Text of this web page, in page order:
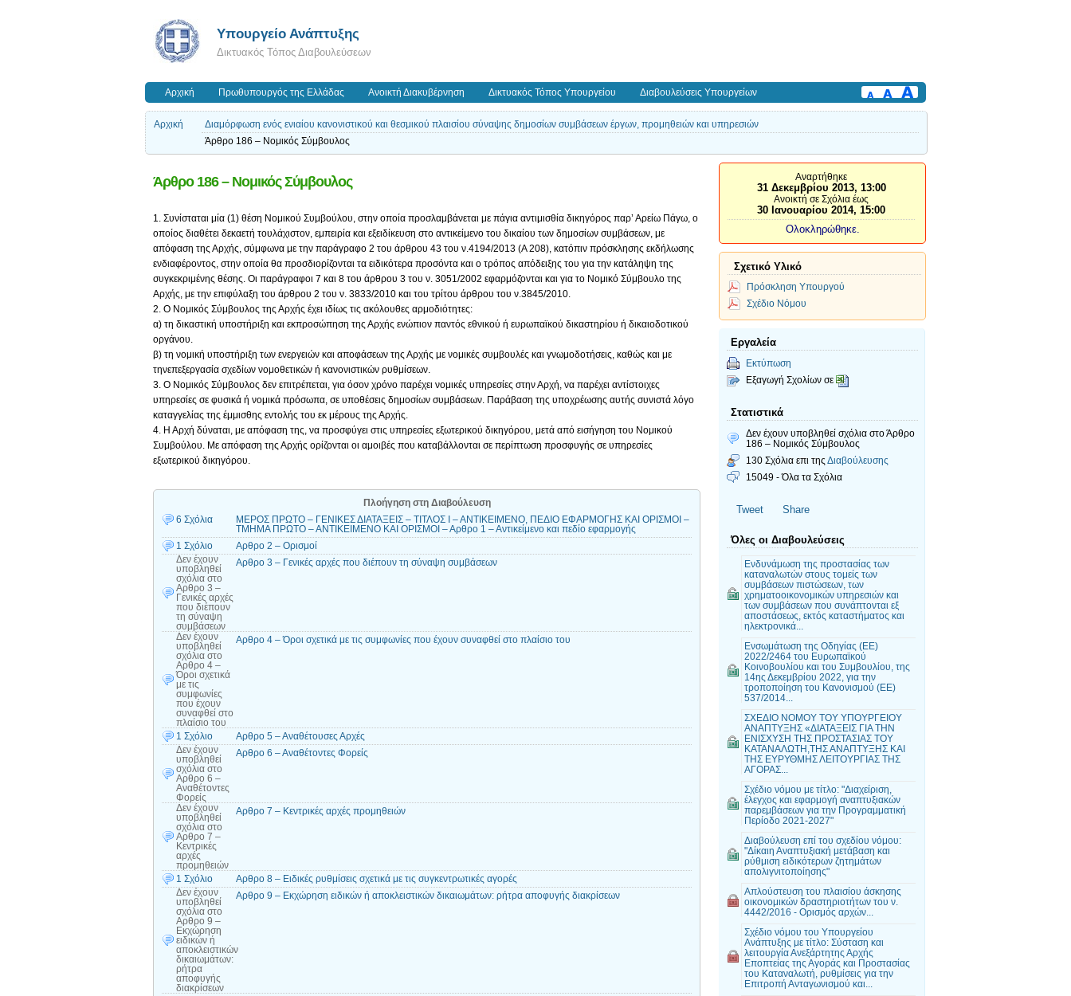
Υπουργείο Ανάπτυξης
Δικτυακός Τόπος Διαβουλεύσεων
Αρχική Πρωθυπουργός της Ελλάδας Ανοικτή Διακυβέρνηση Δικτυακός Τόπος Υπουργείου Διαβουλεύσεις Υπουργείων
Αρχική
Διαμόρφωση ενός ενιαίου κανονιστικού και θεσμικού πλαισίου σύναψης δημοσίων συμβάσεων έργων, προμηθειών και υπηρεσιών
Άρθρο 186 – Νομικός Σύμβουλος
Άρθρο 186 – Νομικός Σύμβουλος
1. Συνίσταται μία (1) θέση Νομικού Συμβούλου, στην οποία προσλαμβάνεται με πάγια αντιμισθία δικηγόρος παρ’ Αρείω Πάγω, ο
οποίος διαθέτει δεκαετή τουλάχιστον, εμπειρία και εξειδίκευση στο αντικείμενο του δικαίου των δημοσίων συμβάσεων, με
απόφαση της Αρχής, σύμφωνα με την παράγραφο 2 του άρθρου 43 του ν.4194/2013 (Α 208), κατόπιν πρόσκλησης εκδήλωσης
ενδιαφέροντος, στην οποία θα προσδιορίζονται τα ειδικότερα προσόντα και ο τρόπος απόδειξης του για την κατάληψη της
συγκεκριμένης θέσης. Οι παράγραφοι 7 και 8 του άρθρου 3 του ν. 3051/2002 εφαρμόζονται και για το Νομικό Σύμβουλο της
Αρχής, με την επιφύλαξη του άρθρου 2 του ν. 3833/2010 και του τρίτου άρθρου του ν.3845/2010.
2. Ο Νομικός Σύμβουλος της Αρχής έχει ιδίως τις ακόλουθες αρμοδιότητες:
α) τη δικαστική υποστήριξη και εκπροσώπηση της Αρχής ενώπιον παντός εθνικού ή ευρωπαϊκού δικαστηρίου ή δικαιοδοτικού
οργάνου.
β) τη νομική υποστήριξη των ενεργειών και αποφάσεων της Αρχής με νομικές συμβουλές και γνωμοδοτήσεις, καθώς και με
τηνεπεξεργασία σχεδίων νομοθετικών ή κανονιστικών ρυθμίσεων.
3. Ο Νομικός Σύμβουλος δεν επιτρέπεται, για όσον χρόνο παρέχει νομικές υπηρεσίες στην Αρχή, να παρέχει αντίστοιχες
υπηρεσίες σε φυσικά ή νομικά πρόσωπα, σε υποθέσεις δημοσίων συμβάσεων. Παράβαση της υποχρέωσης αυτής συνιστά λόγο
καταγγελίας της έμμισθης εντολής του εκ μέρους της Αρχής.
4. Η Αρχή δύναται, με απόφαση της, να προσφύγει στις υπηρεσίες εξωτερικού δικηγόρου, μετά από εισήγηση του Νομικού
Συμβούλου. Με απόφαση της Αρχής ορίζονται οι αμοιβές που καταβάλλονται σε περίπτωση προσφυγής σε υπηρεσίες
εξωτερικού δικηγόρου.
Πλοήγηση στη Διαβούλευση
6 Σχόλια
ΜΕΡΟΣ ΠΡΩΤΟ – ΓΕΝΙΚΕΣ ΔΙΑΤΑΞΕΙΣ – ΤΙΤΛΟΣ Ι – ΑΝΤΙΚΕΙΜΕΝΟ, ΠΕΔΙΟ ΕΦΑΡΜΟΓΗΣ ΚΑΙ ΟΡΙΣΜΟΙ –
ΤΜΗΜΑ ΠΡΩΤΟ – ΑΝΤΙΚΕΙΜΕΝΟ ΚΑΙ ΟΡΙΣΜΟΙ – Αρθρο 1 – Αντικείμενο και πεδίο εφαρμογής
1 Σχόλιο
Αρθρο 2 – Ορισμοί
Δεν έχουν
υποβληθεί
σχόλια στο
Αρθρο 3 –
Γενικές αρχές
που διέπουν
τη σύναψη
συμβάσεων
Αρθρο 3 – Γενικές αρχές που διέπουν τη σύναψη συμβάσεων
Δεν έχουν
υποβληθεί
σχόλια στο
Αρθρο 4 –
Όροι σχετικά
με τις
συμφωνίες
που έχουν
συναφθεί στο
πλαίσιο του
Αρθρο 4 – Όροι σχετικά με τις συμφωνίες που έχουν συναφθεί στο πλαίσιο του
1 Σχόλιο
Αρθρο 5 – Αναθέτουσες Αρχές
Δεν έχουν
υποβληθεί
σχόλια στο
Αρθρο 6 –
Αναθέτοντες
Φορείς
Αρθρο 6 – Αναθέτοντες Φορείς
Δεν έχουν
υποβληθεί
σχόλια στο
Αρθρο 7 –
Κεντρικές
αρχές
προμηθειών
Αρθρο 7 – Κεντρικές αρχές προμηθειών
1 Σχόλιο
Αρθρο 8 – Ειδικές ρυθμίσεις σχετικά με τις συγκεντρωτικές αγορές
Δεν έχουν
υποβληθεί
σχόλια στο
Αρθρο 9 –
Εκχώρηση
ειδικών ή
αποκλειστικών
δικαιωμάτων:
ρήτρα
αποφυγής
διακρίσεων
Αρθρο 9 – Εκχώρηση ειδικών ή αποκλειστικών δικαιωμάτων: ρήτρα αποφυγής διακρίσεων
Αναρτήθηκε
31 Δεκεμβρίου 2013, 13:00
Ανοικτή σε Σχόλια έως
30 Ιανουαρίου 2014, 15:00
Ολοκληρώθηκε.
Σχετικό Υλικό
Πρόσκληση Υπουργού
Σχέδιο Νόμου
Εργαλεία
Εκτύπωση
Εξαγωγή Σχολίων σε
Στατιστικά
Δεν έχουν υποβληθεί σχόλια στο Άρθρο
186 – Νομικός Σύμβουλος
130 Σχόλια επι της Διαβούλευσης
15049 - Όλα τα Σχόλια
Tweet Share
Όλες οι Διαβουλεύσεις
Ενδυνάμωση της προστασίας των
καταναλωτών στους τομείς των
συμβάσεων πιστώσεων, των
χρηματοοικονομικών υπηρεσιών και
των συμβάσεων που συνάπτονται εξ
αποστάσεως, εκτός καταστήματος και
ηλεκτρονικά...
Ενσωμάτωση της Οδηγίας (ΕΕ)
2022/2464 του Ευρωπαϊκού
Κοινοβουλίου και του Συμβουλίου, της
14ης Δεκεμβρίου 2022, για την
τροποποίηση του Κανονισμού (ΕΕ)
537/2014...
ΣΧΕΔΙΟ ΝΟΜΟΥ ΤΟΥ ΥΠΟΥΡΓΕΙΟΥ
ΑΝΑΠΤΥΞΗΣ «ΔΙΑΤΑΞΕΙΣ ΓΙΑ ΤΗΝ
ΕΝΙΣΧΥΣΗ ΤΗΣ ΠΡΟΣΤΑΣΙΑΣ ΤΟΥ
ΚΑΤΑΝΑΛΩΤΗ,ΤΗΣ ΑΝΑΠΤΥΞΗΣ ΚΑΙ
ΤΗΣ ΕΥΡΥΘΜΗΣ ΛΕΙΤΟΥΡΓΙΑΣ ΤΗΣ
ΑΓΟΡΑΣ...
Σχέδιο νόμου με τίτλο: "Διαχείριση,
έλεγχος και εφαρμογή αναπτυξιακών
παρεμβάσεων για την Προγραμματική
Περίοδο 2021-2027"
Διαβούλευση επί του σχεδίου νόμου:
"Δίκαιη Αναπτυξιακή μετάβαση και
ρύθμιση ειδικότερων ζητημάτων
απολιγνιτοποίησης"
Απλούστευση του πλαισίου άσκησης
οικονομικών δραστηριοτήτων του ν.
4442/2016 - Ορισμός αρχών...
Σχέδιο νόμου του Υπουργείου
Ανάπτυξης με τίτλο: Σύσταση και
λειτουργία Ανεξάρτητης Αρχής
Εποπτείας της Αγοράς και Προστασίας
του Καταναλωτή, ρυθμίσεις για την
Επιτροπή Ανταγωνισμού και...